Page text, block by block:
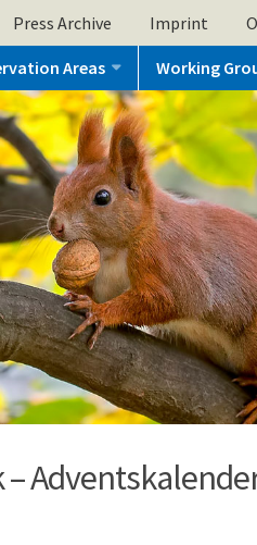
Press Archive Imprint
Areas Working